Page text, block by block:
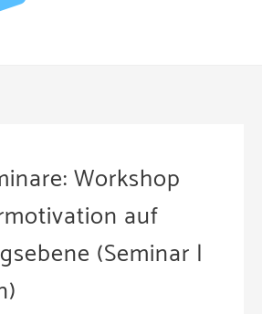
Workshop
auf
(Seminar |